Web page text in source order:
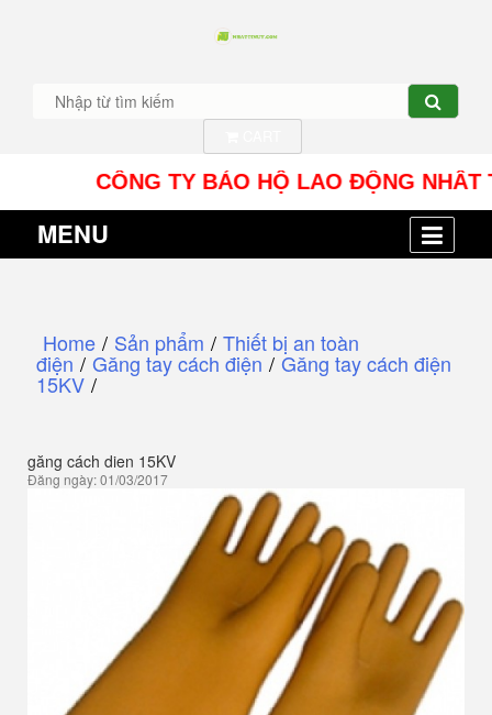
CÔNG TY BẢO HỘ LAO ĐỘNG NHÂT
MENU
Home / Sản phẩm / Thiết bị an toàn
điện / Găng tay cách điện / Găng tay cách điện
15KV /
găng cách dien 15KV
Đăng ngày: 01/03/2017